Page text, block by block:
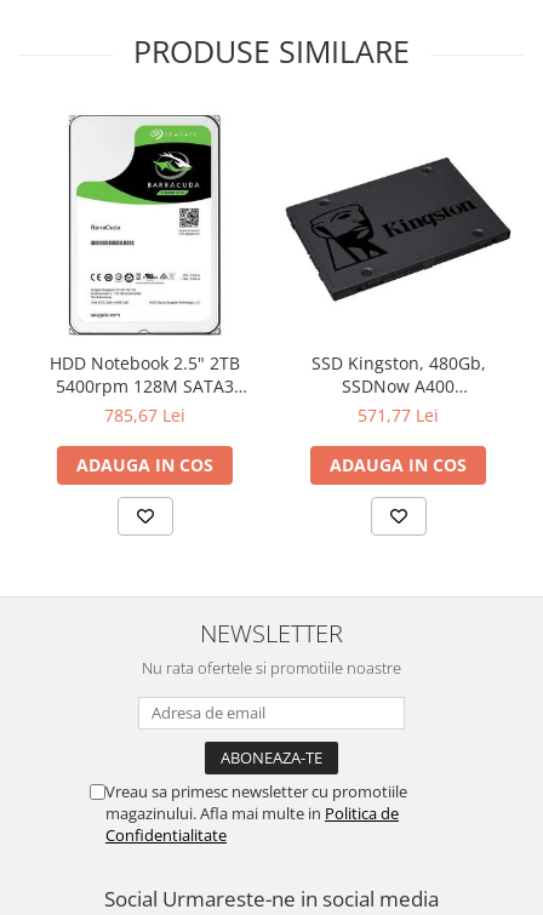
PRODUSE SIMILARE
HDD Notebook 2.5" 2TB
5400rpm 128M SATA3
SEAGATE
785,67 Lei
ADAUGA IN COS
SSD Kingston, 480Gb,
SSDNow A400
"SA400S37/480G"
571,77 Lei
ADAUGA IN COS
NEWSLETTER
Nu rata ofertele si promotiile noastre
Vreau sa primesc newsletter cu promotiile
magazinului. Afla mai multe in Politica de
Confidentialitate
Social Urmareste-ne in social media